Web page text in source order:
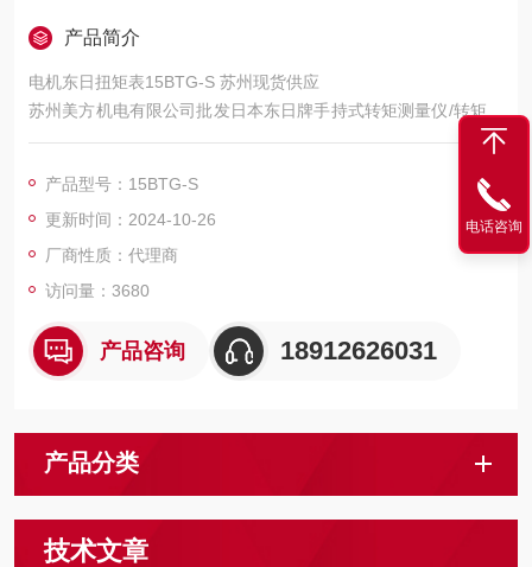
产品简介
电机东日扭矩表15BTG-S 苏州现货供应
苏州美方机电有限公司批发日本东日牌手持式转矩测量仪/转矩测
量仪/扭力表/扭力计，详细规格如下：来邮咨询。
产品型号：15BTG-S
更新时间：2024-10-26
厂商性质：代理商
访问量：3680
产品咨询 18912626031
产品分类
技术文章
电话咨询